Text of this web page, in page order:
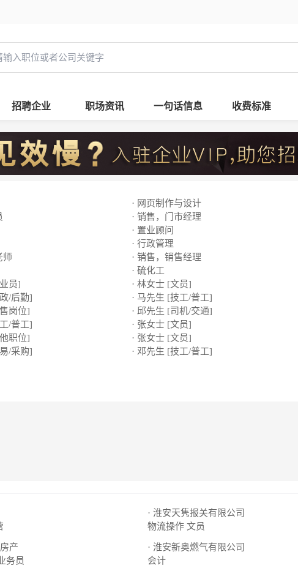
招聘企业 职场资讯 一句话信息 收费标准
· 网页制作与设计
· 销售，门市经理
· 置业顾问
· 行政管理
师
· 销售，销售经理
· 硫化工
员]
· 林女士 [文员]
/后勤]
· 马先生 [技工/普工]
岗位]
· 邱先生 [司机/交通]
/普工]
· 张女士 [文员]
职位]
· 张女士 [文员]
/采购]
· 邓先生 [技工/普工]
· 淮安天隽报关有限公司
物流操作 文员
产
务员
· 淮安新奥燃气有限公司
会计